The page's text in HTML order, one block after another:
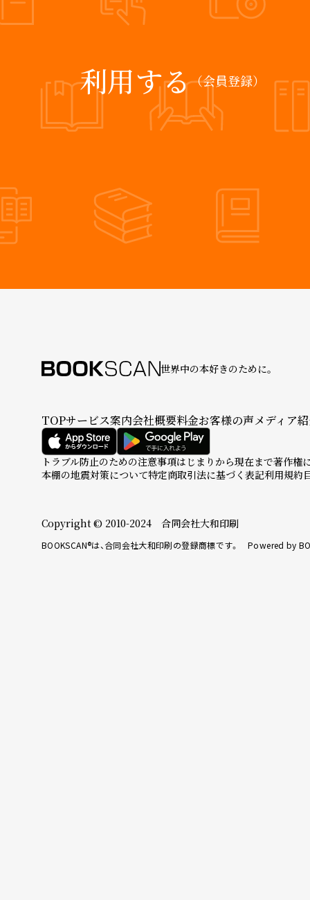
利用する（会員登録）
世界中の本好きのために。
TOPサービス案内会社概要料金お客様の声メディア
トラブル防止のための注意事項はじまりから現在まで著作権
本棚の地震対策について特定商取引法に基づく表記利用規約
Copyright © 2010-2024 合同会社大和印刷
BOOKSCAN®は、合同会社大和印刷の登録商標です。 Powered by